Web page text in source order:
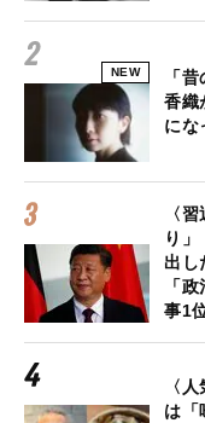
NEW
「
香織
にな
〈
り
出し
「
事1
〈
は「